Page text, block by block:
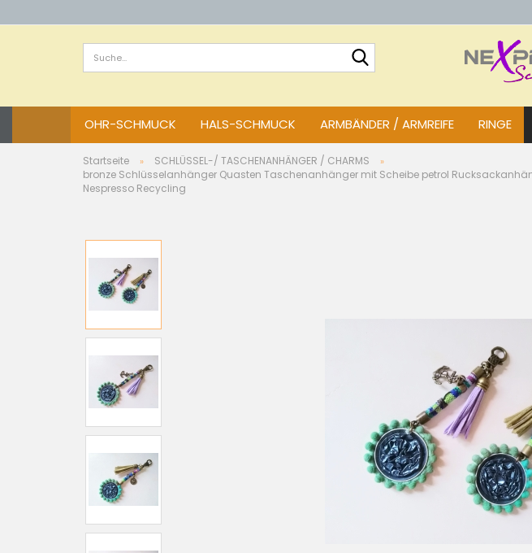
OHR-SCHMUCK HALS-SCHMUCK ARMBÄNDER / ARMREIFE RINGE
Startseite » SCHLÜSSEL-/ TASCHENANHÄNGER / CHARMS »
bronze Schlüsselanhänger Quasten Taschenanhänger mit Scheibe petrol
Nespresso Recycling